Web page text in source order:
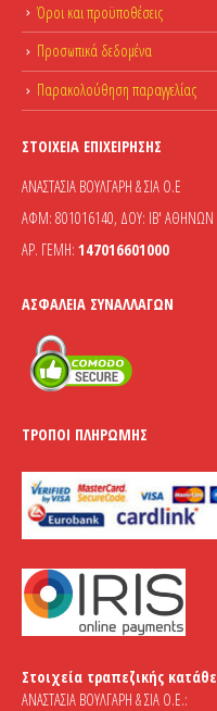
Όροι και προϋποθέσεις
Προσωπικά δεδομένα
Παρακολούθηση παραγγελίας
ΣΤΟΙΧΕΊΑ ΕΠΙΧΕΊΡΗΣΗΣ
ΑΝΑΣΤΑΣΙΑ ΒΟΥΛΓΑΡΗ & ΣΙΑ Ο.Ε
ΑΦΜ: 801016140, ΔΟΥ: ΙΒ' ΑΘΗΝΩΝ
ΑΡ. ΓΕΜΗ: 147016601000
ΑΣΦΆΛΕΙΑ ΣΥΝΑΛΛΑΓΏΝ
ΤΡΌΠΟΙ ΠΛΗΡΩΜΉΣ
Στοιχεία τραπεζικής
ΑΝΑΣΤΑΣΙΑ ΒΟΥΛΓΑΡΗ & ΣΙΑ Ο.Ε.: